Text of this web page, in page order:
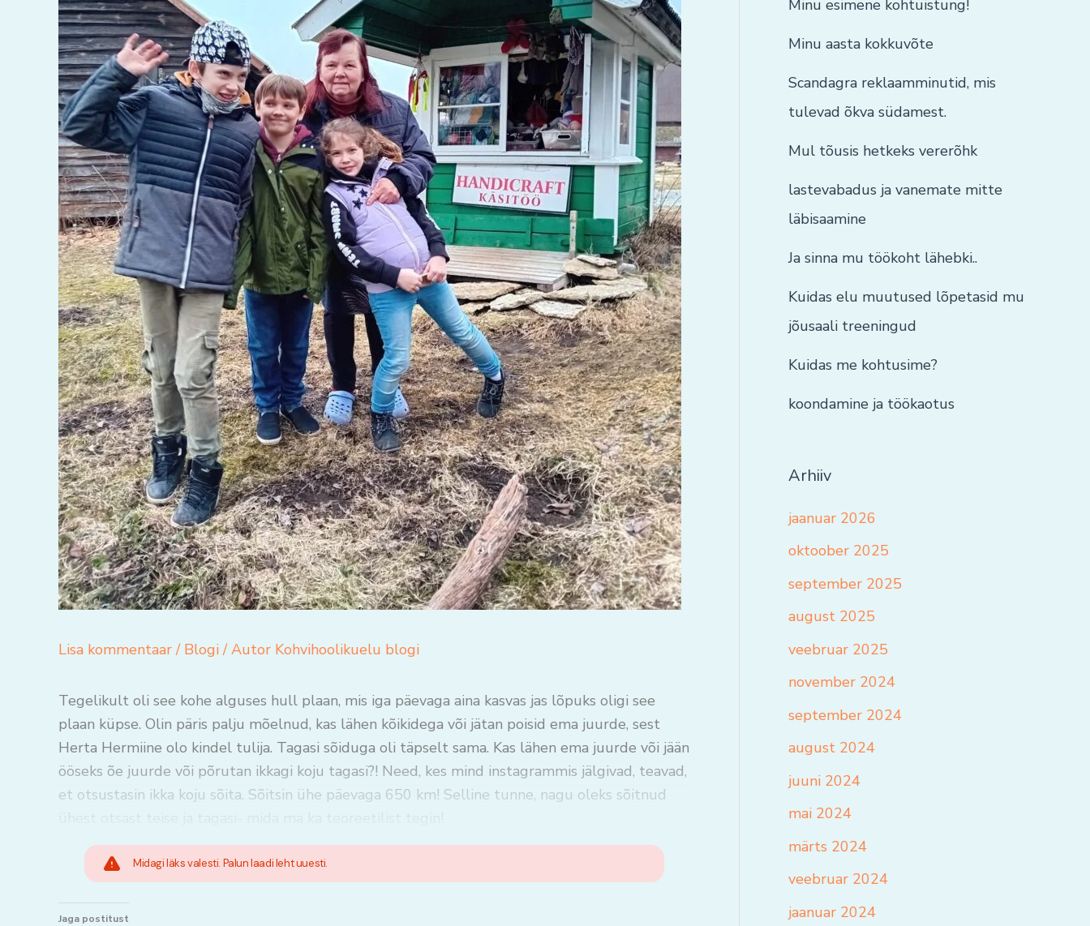
Lisa kommentaar / Blogi/ Autor Kohvihoolikuelu blogi
Tegelikult oli see kohe alguses hull plaan, mis iga päevaga aina kasvas jas lõpuks oligi see
plaan küpse. Olin päris palju mõelnud, kas lähen kõikidega või jätan poisid ema juurde, sest
Herta Hermiine olo kindel tulija. Tagasi sõiduga oli täpselt sama. Kas lähen ema juurde või jään
ööseks õe juurde või põrutan ikkagi koju tagasi?! Need, kes mind instagrammis jälgivad, teavad,
et otsustasin ikka koju sõita. Sõitsin ühe päevaga 650 km! Selline tunne, nagu oleks sõitnud
Midagi läks valesti. Palun laadi leht uuesti.
Jaga postitust
Minu esimene kohtuistung!
Minu aasta kokkuvõte
Scandagra reklaamminutid, mis
tulevad õkva südamest.
Mul tõusis hetkeks vererõhk
lastevabadus ja vanemate mitte
läbisaamine
Ja sinna mu töökoht lähebki..
Kuidas elu muutused lõpetasid mu
jõusaali treeningud
Kuidas me kohtusime?
koondamine ja töökaotus
Arhiiv
jaanuar 2026
oktoober 2025
september 2025
august 2025
veebruar 2025
november 2024
september 2024
august 2024
juuni 2024
mai 2024
märts 2024
veebruar 2024
jaanuar 2024